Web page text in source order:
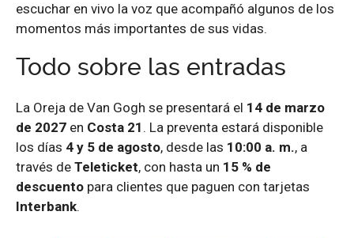
escuchar en vivo la voz que acompañó algunos de los
momentos más importantes de sus vidas.
Todo sobre las entradas
La Oreja de Van Gogh se presentará el 14 de marzo
de 2027 en Costa 21 . La preventa estará disponible
los días 4 y 5 de agosto, desde las 10:00 a. m., a
través de Teleticket, con hasta un 15 % de
descuento para clientes que paguen con tarjetas
Interbank.